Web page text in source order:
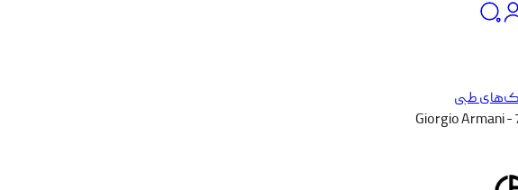
طبی
Giorgio Armani -